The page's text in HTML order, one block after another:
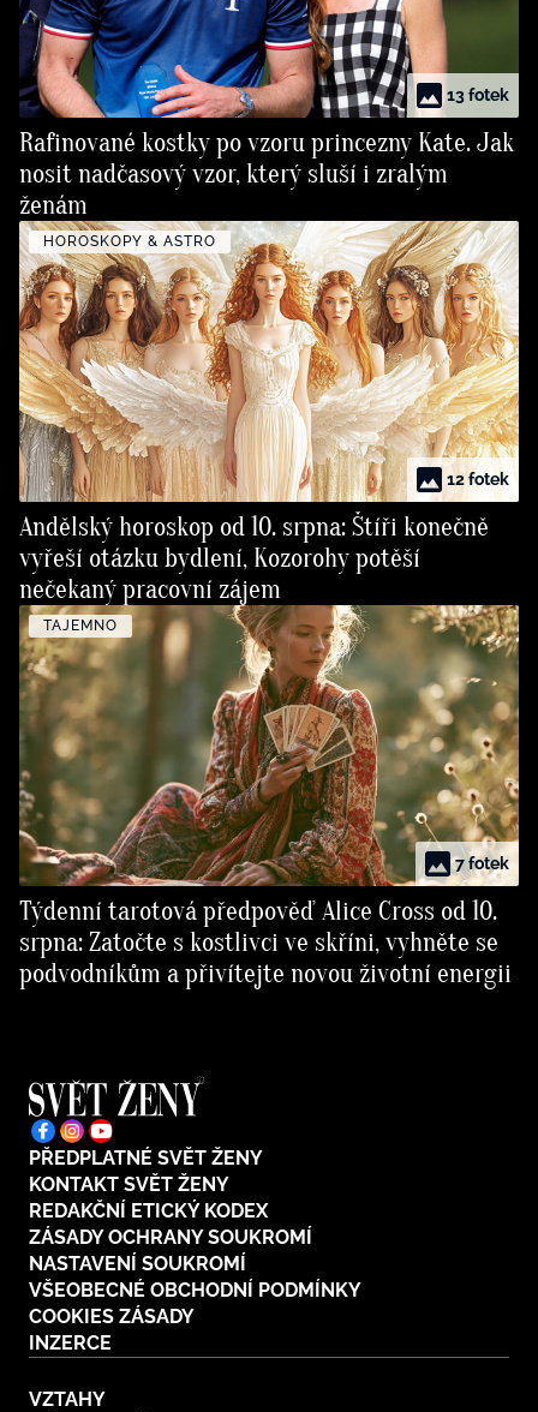
13 fotek
Rafinované kostky po vzoru princezny Kate. Jak
nosit nadčasový vzor, který sluší i zralým
ženám
HOROSKOPY & ASTRO
12 fotek
Andělský horoskop od 10. srpna: Štíři konečně
vyřeší otázku bydlení, Kozorohy potěší
nečekaný pracovní zájem
TAJEMNO
7 fotek
Týdenní tarotová předpověď Alice Cross od 10.
srpna: Zatočte s kostlivci ve skříni, vyhněte se
podvodníkům a přivítejte novou životní energii
PŘEDPLATNÉ SVĚT ŽENY
KONTAKT SVĚT ŽENY
REDAKČNÍ ETICKÝ KODEX
ZÁSADY OCHRANY SOUKROMÍ
NASTAVENÍ SOUKROMÍ
VŠEOBECNÉ OBCHODNÍ PODMÍNKY
COOKIES ZÁSADY
INZERCE
VZTAHY